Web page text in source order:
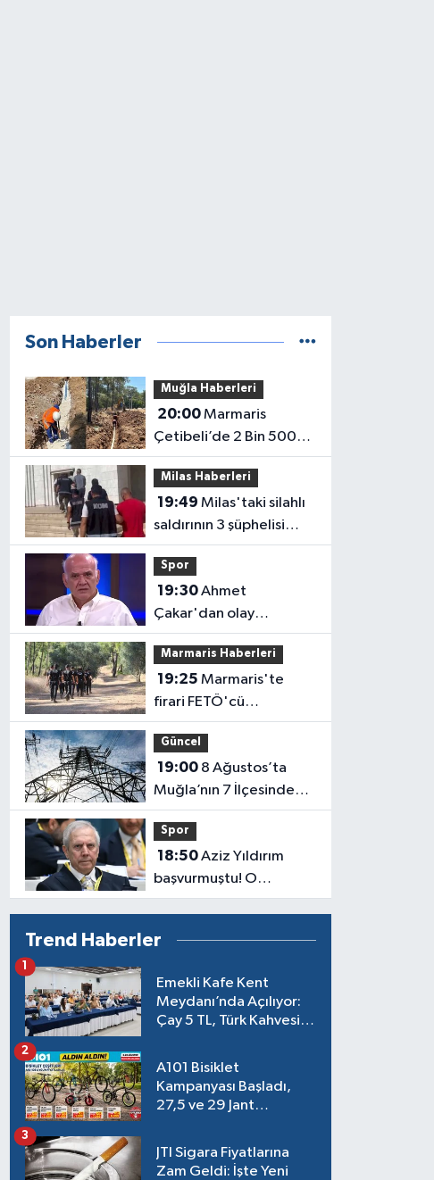
Son Haberler
Muğla Haberleri
20:00Marmaris
Çetibeli’de 2 Bin 500
Metrelik İçme Suyu
Hattı Yenileniyor
Milas Haberleri
19:49
saldırının 3 şüphelisi
tutuklandı
Spor
19:30Ahmet
Çakar'dan olay
yaratacak Beşiktaş
yorumu: En altta olurlar
Marmaris Haberleri
19:25
firari FETÖ'cü
Karatepe'nin
gösterdiği 8 noktada
keşif yapıldı
Güncel
19:008 Ağustos’ta
Muğla’nın 7 İlçesinde
Elektrikler Kesilecek!
Spor
18:50Aziz Yıldırım
başvurmuştu! O
soruşturmada ilk karar
Trend Haberler
Emekli Kafe Kent
Meydanı’nda Açılıyor:
Çay 5 TL, Türk Kahvesi
1
A101 Bisiklet
Kampanyası Başladı,
27,5 ve 29 Jant
2
JTI Sigara Fiyatlarına
Zam Geldi: İşte Yeni
3